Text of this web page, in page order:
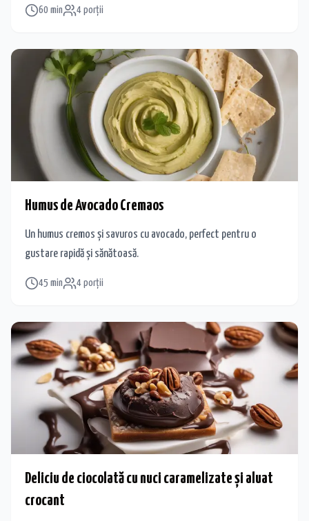
60 min 4 porții
Humus de Avocado Cremaos
Un humus cremos și savuros cu avocado, perfect pentru o
gustare rapidă și sănătoasă.
45 min 4 porții
Deliciu de ciocolată cu nuci caramelizate și aluat
crocant